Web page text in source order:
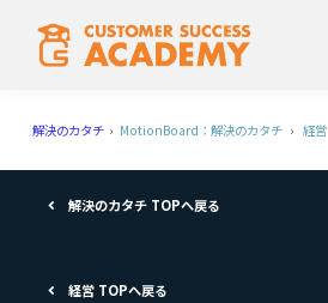
学ぶ
使い方
ログイン
解決のカタチ › MotionBoard：解決のカタチ › 経営
解決のカタチ TOPへ戻る
経営 TOPへ戻る